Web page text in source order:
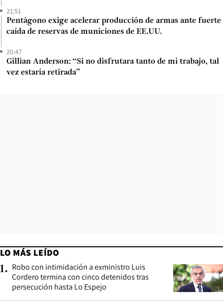
21:51
Pentágono exige acelerar producción de armas ante fuerte
caída de reservas de municiones de EE.UU.
20:47
Gillian Anderson: “Si no disfrutara tanto de mi trabajo, tal
vez estaría retirada”
LO MÁS LEÍDO
1. Robo con intimidación a exministro Luis
Cordero termina con cinco detenidos tras
persecución hasta Lo Espejo